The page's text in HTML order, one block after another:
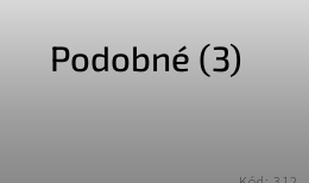
Podobné (3)